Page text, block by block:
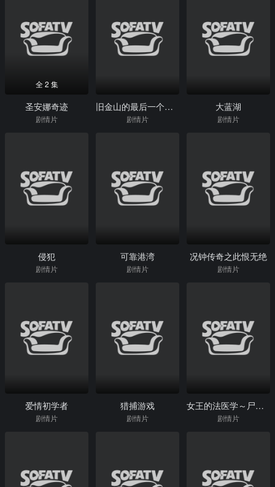
全 2 集
圣安娜奇迹
剧情片
旧金山的最后一个黑人
剧情片
大蓝湖
剧情片
侵犯
剧情片
可靠港湾
剧情片
况钟传奇之此恨无绝
剧情片
爱情初学者
剧情片
猎捕游戏
剧情片
女王的法医学～尸活师～
剧情片